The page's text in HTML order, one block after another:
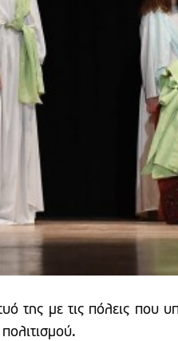
της με τις πόλεις που